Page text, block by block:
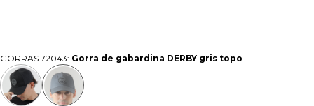
GORRAS 72043: Gorra de gabardina DERBY gris topo